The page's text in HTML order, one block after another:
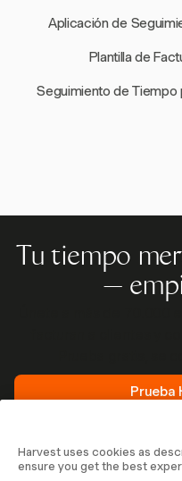
Aplicación de
Plantilla de
Seguimiento de Tiempo
Tu tiempo
—
Prueba
Harvest uses cookies as
ensure you get the best